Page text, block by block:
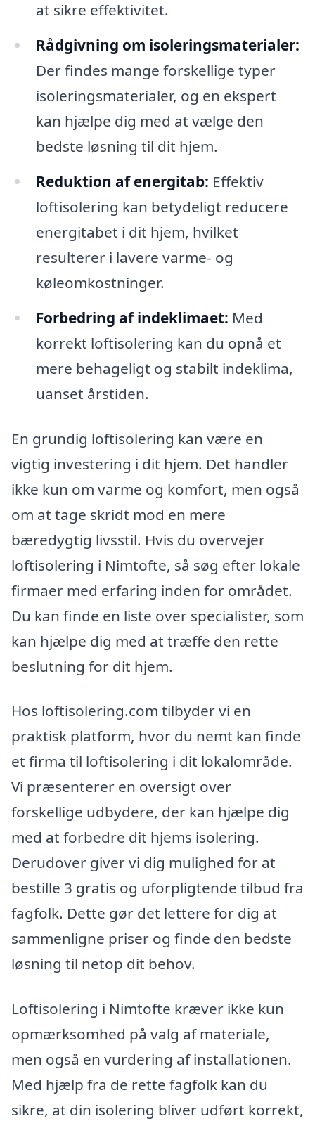
at sikre effektivitet.
Rådgivning om isoleringsmaterialer:
Der findes mange forskellige typer
isoleringsmaterialer, og en ekspert
kan hjælpe dig med at vælge den
bedste løsning til dit hjem.
Reduktion af energitab: Effektiv
loftisolering kan betydeligt reducere
energitabet i dit hjem, hvilket
resulterer i lavere varme- og
køleomkostninger.
Forbedring af indeklimaet: Med
korrekt loftisolering kan du opnå et
mere behageligt og stabilt indeklima,
uanset årstiden.
En grundig loftisolering kan være en
vigtig investering i dit hjem. Det handler
ikke kun om varme og komfort, men også
om at tage skridt mod en mere
bæredygtig livsstil. Hvis du overvejer
loftisolering i Nimtofte, så søg efter lokale
firmaer med erfaring inden for området.
Du kan finde en liste over specialister, som
kan hjælpe dig med at træffe den rette
beslutning for dit hjem.
Hos loftisolering.com tilbyder vi en
praktisk platform, hvor du nemt kan finde
et firma til loftisolering i dit lokalområde.
Vi præsenterer en oversigt over
forskellige udbydere, der kan hjælpe dig
med at forbedre dit hjems isolering.
Derudover giver vi dig mulighed for at
bestille 3 gratis og uforpligtende tilbud fra
fagfolk. Dette gør det lettere for dig at
sammenligne priser og finde den bedste
løsning til netop dit behov.
Loftisolering i Nimtofte kræver ikke kun
opmærksomhed på valg af materiale,
men også en vurdering af installationen.
Med hjælp fra de rette fagfolk kan du
sikre, at din isolering bliver udført korrekt,